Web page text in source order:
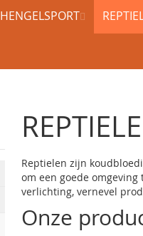
HENGELSPORT
Reptielen zijn
om een goede
verlichting, vernevel
Onze